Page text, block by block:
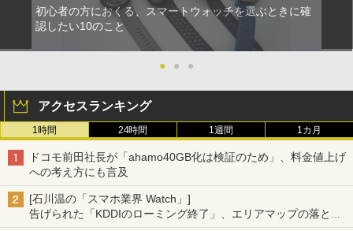
初心者の方におくる、スマートウォッチを選ぶときに確
認したい10のこと
● ● ●
アクセスランキング
1時間 24時間 1週間 1カ月
ドコモ前田社長が「ahamo40GB化は検証のため」、料金値上げ
への考え方にも言及
[石川温の「スマホ業界 Watch」]
告げられた「KDDIのローミング終了」、エリアマップの落とし